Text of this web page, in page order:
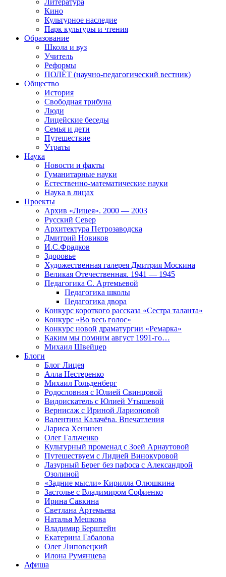
Литература
Кино
Культурное наследие
Парк культуры и чтения
Образование
Школа и вуз
Учитель
Реформы
ПОЛЁТ (научно-педагогический вестник)
Общество
История
Свободная трибуна
Люди
Лицейские беседы
Семья и дети
Путешествие
Утраты
Наука
Новости и факты
Гуманитарные науки
Естественно-математические науки
Наука в лицах
Проекты
Архив «Лицея». 2000 — 2003
Русский Север
Архитектура Петрозаводска
Дмитрий Новиков
И.С.Фрадков
Здоровье
Художественная галерея Дмитрия Москина
Великая Отечественная. 1941 — 1945
Педагогика С. Артемьевой
Педагогика школы
Педагогика двора
Конкурс короткого рассказа «Сестра таланта»
Конкурс «Во весь голос»
Конкурс новой драматургии «Ремарка»
Каким мы помним август 1991-го…
Михаил Швейцер
Блоги
Блог Лицея
Алла Нестеренко
Михаил Гольденберг
Родословная с Юлией Свинцовой
Видоискатель с Юлией Утышевой
Вернисаж с Ириной Ларионовой
Валентина Калачёва. Впечатления
Лариса Хенинен
Олег Гальченко
Культурный променад с Зоей Арнаутовой
Путешествуем с Лидией Винокуровой
Лазурный Берег без пафоса с Александрой
Озолиной
«Задние мысли» Кирилла Олюшкина
Застолье с Владимиром Софиенко
Ирина Савкина
Светлана Артемьева
Наталья Мешкова
Владимир Берштейн
Екатерина Габалова
Олег Липовецкий
Илона Румянцева
Афиша